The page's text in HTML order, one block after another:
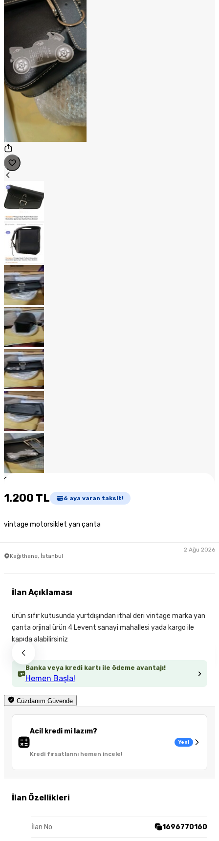
1
1.200 TL 6 aya varan taksit!
vintage motorsiklet yan çanta
Kağıthane, İstanbul
2 Ağu 2026
Banka veya kredi kartı ile ödeme avantajı!
Hemen Başla!
Cüzdanım Güvende
Acil kredi mi lazım?
Kredi fırsatlarını hemen incele!
Yeni
İlan Özellikleri
İlan No 1696770160
İlan Açıklaması
ürün sıfır kutusunda yurtdışından ithal deri vintage marka yan
çanta orjinal ürün 4 Levent sanayi mahallesi yada kargo ile
kapıda alabilirsiniz